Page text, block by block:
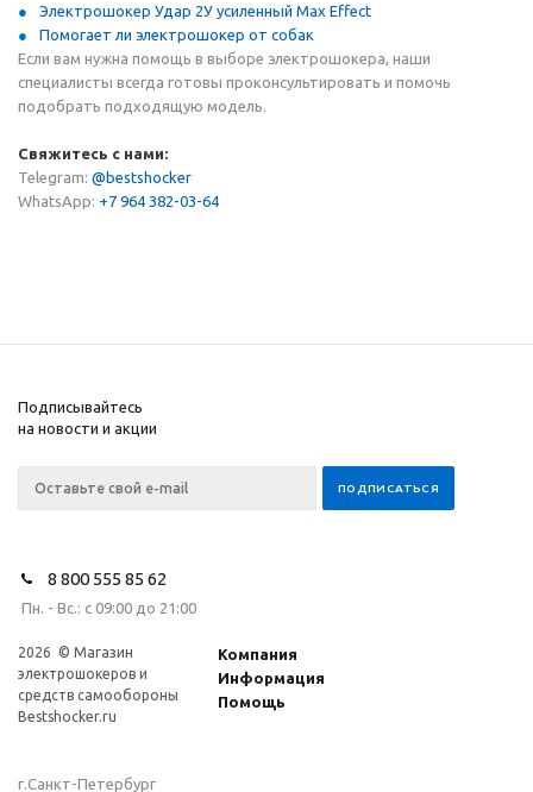
Электрошокер Удар 2У усиленный Max Effect
Помогает ли электрошокер от собак
Если вам нужна помощь в выборе электрошокера, наши
специалисты всегда готовы проконсультировать и помочь
подобрать подходящую модель.
Свяжитесь с нами:
Telegram: @bestshocker
WhatsApp: +7 964 382-03-64
Подписывайтесь
на новости и акции
8 800 555 85 62
Пн. - Вс.: с 09:00 до 21:00
2026 © Магазин
электрошокеров и
средств самообороны
Bestshocker.ru
г.Санкт-Петербург
Компания
Информация
Помощь